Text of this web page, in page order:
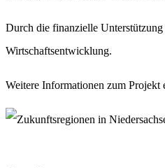
Durch die finanzielle
Wirtschaftsentwicklung.
Weitere Informationen zum Projekt